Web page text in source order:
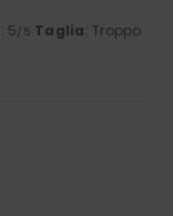
: 5/5 Taglia: Troppo